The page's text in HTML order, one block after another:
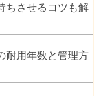
ちさせるコツも解
耐用年数と管理方